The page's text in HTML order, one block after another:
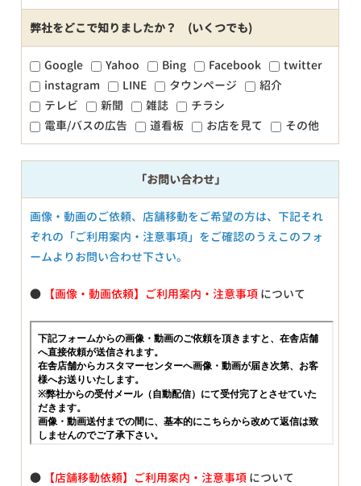
弊社をどこで知りましたか？ (いくつでも)
Google Yahoo Bing Facebook
twitter
instagram
LINE タウンページ
紹介
テレビ
新聞 雑誌
チラシ
電車/バスの広告
道看板 お店を見て その他
「お問い合わせ」
画像・動画のご依頼、店舗移動をご希望の方は、下記それ
ぞれの「ご利用案内・注意事項」をご確認のうえこのフォ
ームよりお問い合わせ下さい。
● 【画像・動画依頼】ご利用案内・注意事項 について
● 【店舗移動依頼】ご利用案内・注意事項 について